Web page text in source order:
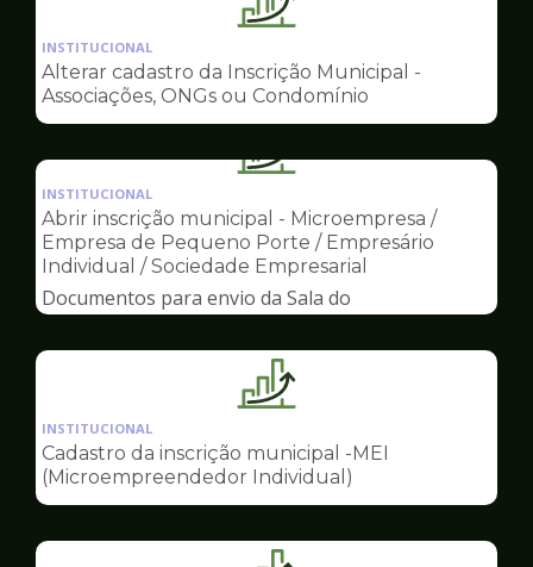
Ilustração
pagina
de
Sala
Empreendedor
INSTITUCIONAL
Alterar cadastro da Inscrição Municipal -
Associações, ONGs ou Condomínio
Ilustração
pagina
de
Sala
do
Empreendedor
INSTITUCIONAL
Abrir inscrição municipal - Microempresa /
Empresa de Pequeno Porte / Empresário
Individual / Sociedade Empresarial
Documentos para envio da Sala do
Ilustração
pagina
de
Sala
Empreendedor
INSTITUCIONAL
Cadastro da inscrição municipal -MEI
(Microempreendedor Individual)